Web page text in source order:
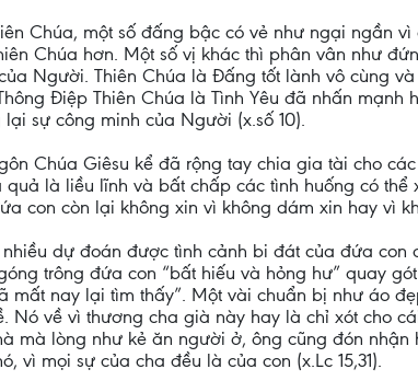
Chúa, một số đấng bậc có vẻ như ngại ngần
Chúa hơn. Một số vị khác thì phân vân như
Người. Thiên Chúa là Đấng tốt lành vô cùng
Điệp Thiên Chúa là Tình Yêu đã nhấn
sự công minh của Người (x.số 10).
Chúa Giêsu kể đã rộng tay chia gia tài cho
là liều lĩnh và bất chấp các tình huống có
con còn lại không xin vì không dám xin hay vì
dự đoán được tình cảnh bi đát của đứa
trông đứa con “bất hiếu và hỏng hư” quay
mất nay lại tìm thấy”. Một vài chuẩn bị như áo
Nó về vì thương cha già này hay là chỉ xót cho
mà lòng như kẻ ăn người ở, ông cũng đón nhận
vì mọi sự của cha đều là của con (x.Lc 15,31).